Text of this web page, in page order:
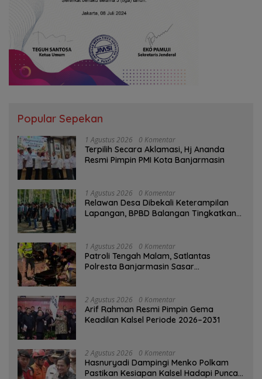
Popular Sepekan
1 Agustus 2026 0 Komentar
‎Terpilih Secara Aklamasi, Hj Ananda
Resmi Pimpin PMI Kota Banjarmasin
1 Agustus 2026 0 Komentar
Relawan Desa Dibekali Keterampilan
Lapangan, BPBD Balangan Tingkatkan
1 Agustus 2026 0 Komentar
Patroli Tengah Malam, Satlantas
Polresta Banjarmasin Sasar
2 Agustus 2026 0 Komentar
Arif Rahman Resmi Pimpin Gema
Keadilan Kalsel Periode 2026–2031
2 Agustus 2026 0 Komentar
Hasnuryadi Dampingi Menko Polkam
Pastikan Kesiapan Kalsel Hadapi Puncak